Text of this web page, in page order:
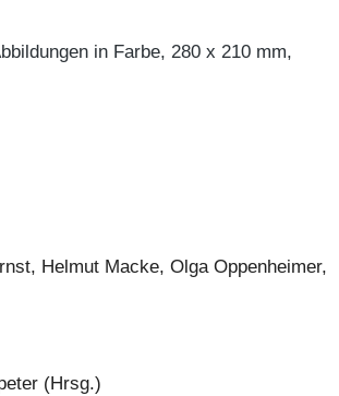
in Farbe, 280 x 210 mm,
Helmut Macke, Olga Oppenheimer,
(Hrsg.)